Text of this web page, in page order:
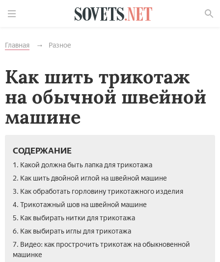
Главная Разное
Как шить трикотаж
на обычной швейной
машине
СОДЕРЖАНИЕ
1. Какой должна быть лапка для трикотажа
2. Как шить двойной иглой на швейной машине
3. Как обработать горловину трикотажного изделия
4. Трикотажный шов на швейной машине
5. Как выбирать нитки для трикотажа
6. Как выбирать иглы для трикотажа
7. Видео: как прострочить трикотаж на обыкновенной
машинке